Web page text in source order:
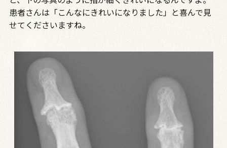
患者さんは「こんなにきれいになりました」と喜んで見
せてくださいますね。